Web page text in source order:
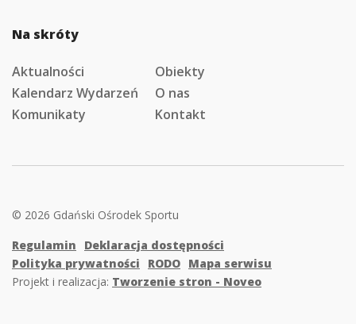
Na skróty
Aktualności
Obiekty
Kalendarz Wydarzeń
O nas
Komunikaty
Kontakt
© 2026 Gdański Ośrodek Sportu
Regulamin
Deklaracja dostępności
Polityka prywatności
RODO Mapa serwisu
Projekt i realizacja: Tworzenie stron - Noveo